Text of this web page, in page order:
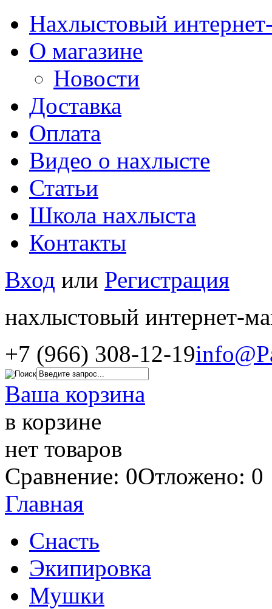
Нахлыстовый
О магазине
Новости
Доставка
Оплата
Видео о нахлысте
Статьи
Школа нахлыста
Контакты
Вход или Регистрация
нахлыстовый интернет-
+7 (966) 308-12-19
Ваша корзина
в корзине
нет товаров
Сравнение: 0Отложено: 0
Главная
Снасть
Экипировка
Мушки